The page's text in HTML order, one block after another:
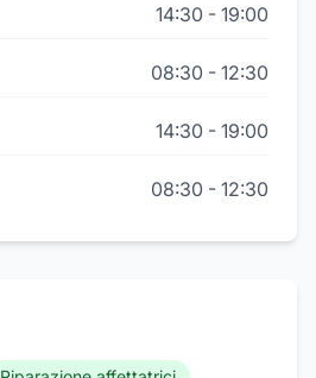
14:30 - 19:00
08:30 - 12:30
14:30 - 19:00
08:30 - 12:30